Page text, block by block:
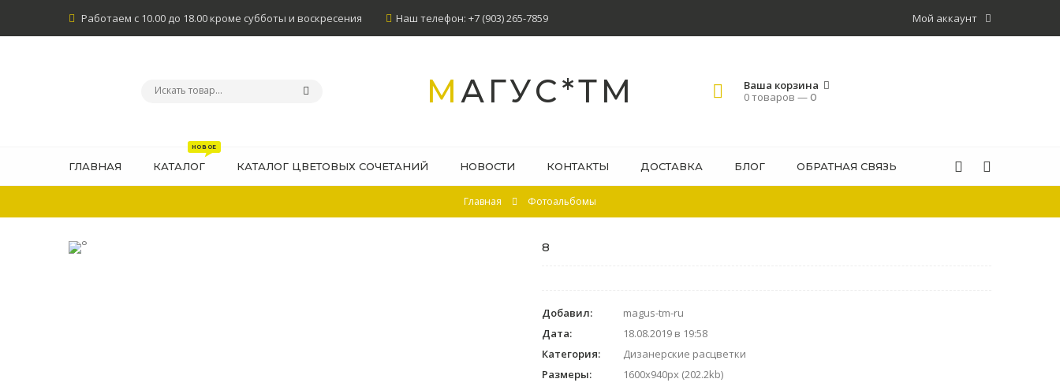
Мой аккаунт
Работаем с 10.00 до 18.00 кроме субботы и воскресения Наш телефон: +7 (903) 265-7859
МАГУС*ТМ
Ваша корзина
0 товаров —0
ГЛАВНАЯ КАТАЛОГ КАТАЛОГ ЦВЕТОВЫХ СОЧЕТАНИЙ НОВОСТИ КОНТАКТЫ ДОСТАВКА БЛОГ ОБРАТНАЯ СВЯЗЬ
Главная Фотоальбомы
8
Добавил:
magus-tm-ru
Дата:
18.08.2019 в 19:58
Категория:
Дизанерские расцветки
Размеры:
1600x940px (202.2kb)